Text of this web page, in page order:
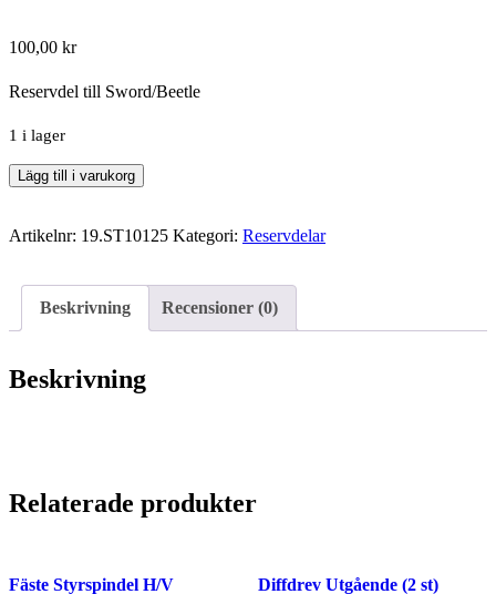
100,00 kr
Reservdel till Sword/Beetle
1 i lager
Diff
(2
mängd
Lägg till i varukorg
Artikelnr: 19.ST10125 Kategori: Reservdelar
Beskrivning Recensioner (0)
Beskrivning
Relaterade produkter
Fäste Styrspindel H/V Diffdrev Utgående (2 st)